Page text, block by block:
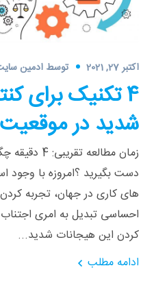
اکتبر 27, 2021 توسطادمین
4 تکنیک برای
شدید در
زمان مطالعه
دست بگیرید ؟امروزه با
های کاری در جهان، تجربه
احساسی تبدیل به امری
کردن این هیجانات شدید...
ادامه مطلب